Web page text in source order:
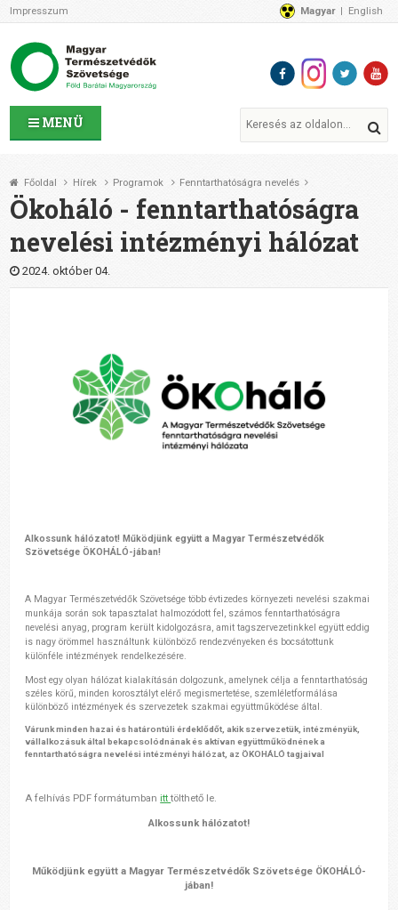
MENÜ
Impresszum Magyar English
Az MTVSZ-ről
Programok
MTVSZ ügyek és események
Tagszervezetek
Támogatóink
CSATLAKOZZ hozzánk!
Elérhetőségeink
1%
Főoldal Hírek Programok Fenntarthatóságra nevelés
Ökoháló - fenntarthatóságra
nevelési intézményi hálózat
2024. október 04.
Alkossunk hálózatot! Működjünk együtt a Magyar Természetvédők
Szövetsége ÖKOHÁLÓ-jában!
A Magyar Természetvédők Szövetsége több évtizedes környezeti nevelési szakmai
munkája során sok tapasztalat halmozódott fel, számos fenntarthatóságra
nevelési anyag, program került kidolgozásra, amit tagszervezetinkkel együtt eddig
is nagy örömmel használtunk különböző rendezvényeken és bocsátottunk
különféle intézmények rendelkezésére.
Most egy olyan hálózat kialakításán dolgozunk, amelynek célja a fenntarthatóság
széles körű, minden korosztályt elérő megismertetése, szemléletformálása
különböző intézmények és szervezetek szakmai együttműködése által.
Várunkminden hazai és határontúli érdeklődőt, akik szervezetük, intézményük,
vállalkozásuk által bekapcsolódnának és aktívan együttműködnének a
fenntarthatóságra nevelési intézményi hálózat, az ÖKOHÁLÓ tagjaival
A felhívás PDF formátumban itttölthető le.
Alkossunk hálózatot!
Működjünk együtt a Magyar Természetvédők Szövetsége ÖKOHÁLÓ-
jában!